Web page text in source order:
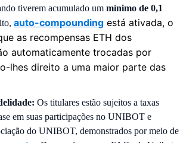
tiverem acumulado um mínimo de 0,1
auto-compounding está ativada, o
as recompensas ETH dos
automaticamente trocadas por
lhes direito a uma maior parte das
Os titulares estão sujeitos a taxas
em suas participações no UNIBOT e
do UNIBOT, demonstrados por meio de